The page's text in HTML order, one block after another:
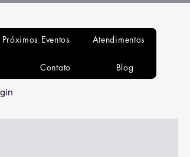
Próximos Eventos Atendimentos
Contato Blog